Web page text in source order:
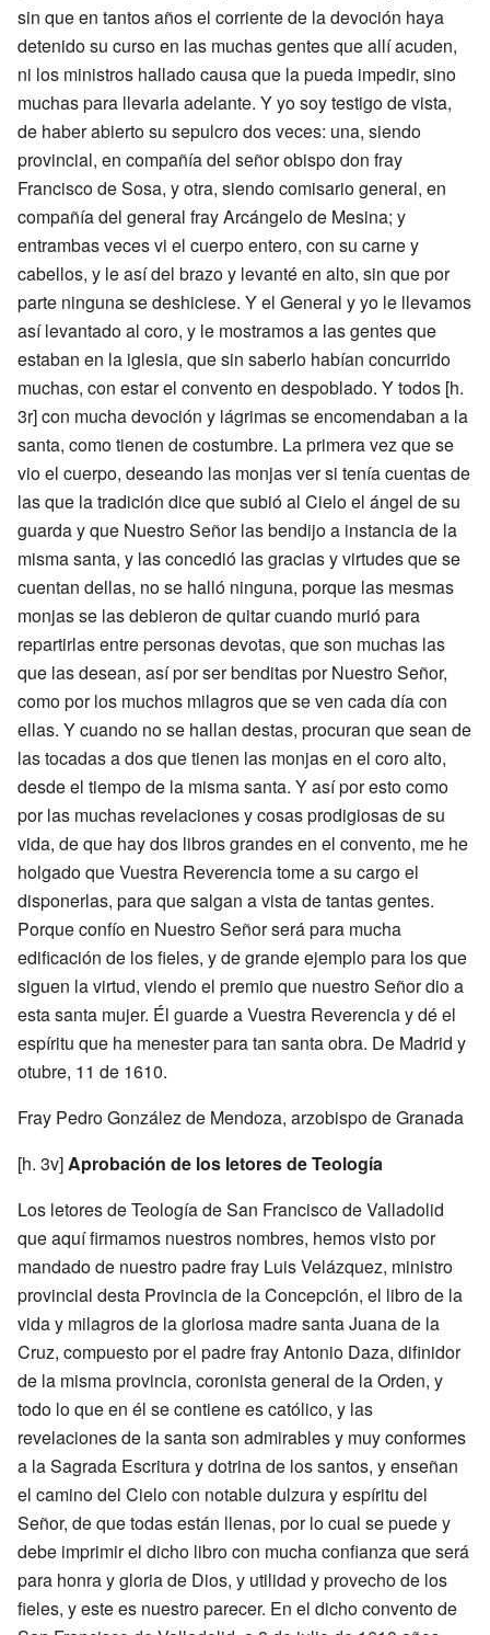
sin que en tantos años el corriente de la devoción haya
detenido su curso en las muchas gentes que allí acuden,
ni los ministros hallado causa que la pueda impedir, sino
muchas para llevarla adelante. Y yo soy testigo de vista,
de haber abierto su sepulcro dos veces: una, siendo
provincial, en compañía del señor obispo don fray
Francisco de Sosa, y otra, siendo comisario general, en
compañía del general fray Arcángelo de Mesina; y
entrambas veces vi el cuerpo entero, con su carne y
cabellos, y le así del brazo y levanté en alto, sin que por
parte ninguna se deshiciese. Y el General y yo le llevamos
así levantado al coro, y le mostramos a las gentes que
estaban en la iglesia, que sin saberlo habían concurrido
muchas, con estar el convento en despoblado. Y todos [h.
3r] con mucha devoción y lágrimas se encomendaban a la
santa, como tienen de costumbre. La primera vez que se
vio el cuerpo, deseando las monjas ver si tenía cuentas de
las que la tradición dice que subió al Cielo el ángel de su
guarda y que Nuestro Señor las bendijo a instancia de la
misma santa, y las concedió las gracias y virtudes que se
cuentan dellas, no se halló ninguna, porque las mesmas
monjas se las debieron de quitar cuando murió para
repartirlas entre personas devotas, que son muchas las
que las desean, así por ser benditas por Nuestro Señor,
como por los muchos milagros que se ven cada día con
ellas. Y cuando no se hallan destas, procuran que sean de
las tocadas a dos que tienen las monjas en el coro alto,
desde el tiempo de la misma santa. Y así por esto como
por las muchas revelaciones y cosas prodigiosas de su
vida, de que hay dos libros grandes en el convento, me he
holgado que Vuestra Reverencia tome a su cargo el
disponerlas, para que salgan a vista de tantas gentes.
Porque confío en Nuestro Señor será para mucha
edificación de los fieles, y de grande ejemplo para los que
siguen la virtud, viendo el premio que nuestro Señor dio a
esta santa mujer. Él guarde a Vuestra Reverencia y dé el
espíritu que ha menester para tan santa obra. De Madrid y
otubre, 11 de 1610.
Fray Pedro González de Mendoza, arzobispo de Granada
[h. 3v]Aprobación de los letores de Teología
Los letores de Teología de San Francisco de Valladolid
que aquí firmamos nuestros nombres, hemos visto por
mandado de nuestro padre fray Luis Velázquez, ministro
provincial desta Provincia de la Concepción, el libro de la
vida y milagros de la gloriosa madre santa Juana de la
Cruz, compuesto por el padre fray Antonio Daza, difinidor
de la misma provincia, coronista general de la Orden, y
todo lo que en él se contiene es católico, y las
revelaciones de la santa son admirables y muy conformes
a la Sagrada Escritura y dotrina de los santos, y enseñan
el camino del Cielo con notable dulzura y espíritu del
Señor, de que todas están llenas, por lo cual se puede y
debe imprimir el dicho libro con mucha confianza que será
para honra y gloria de Dios, y utilidad y provecho de los
fieles, y este es nuestro parecer. En el dicho convento de